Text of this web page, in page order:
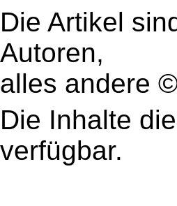
Die Artikel
Autoren,
alles andere
Die Inhalte
verfügbar.